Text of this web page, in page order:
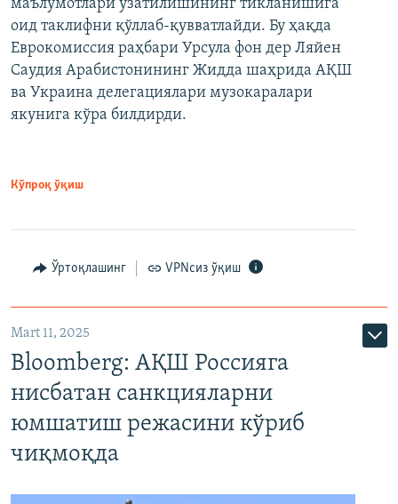
маълумотлари узатилишининг тикланишига
оид таклифни қўллаб-қувватлайди. Бу ҳақда
Еврокомиссия раҳбари Урсула фон дер Ляйен
Саудия Арабистонининг Жидда шаҳрида АҚШ
ва Украина делегациялари музокаралари
якунига кўра билдирди.
Кўпроқ ўқиш
Ўртоқлашинг VPNсиз ўқиш
Mart 11, 2025
Bloomberg: АҚШ Россияга
нисбатан санкцияларни
юмшатиш режасини кўриб
чиқмоқда